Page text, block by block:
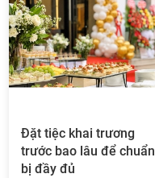
Đặt tiệc khai trương
trước bao lâu để chuẩn
bị đầy đủ